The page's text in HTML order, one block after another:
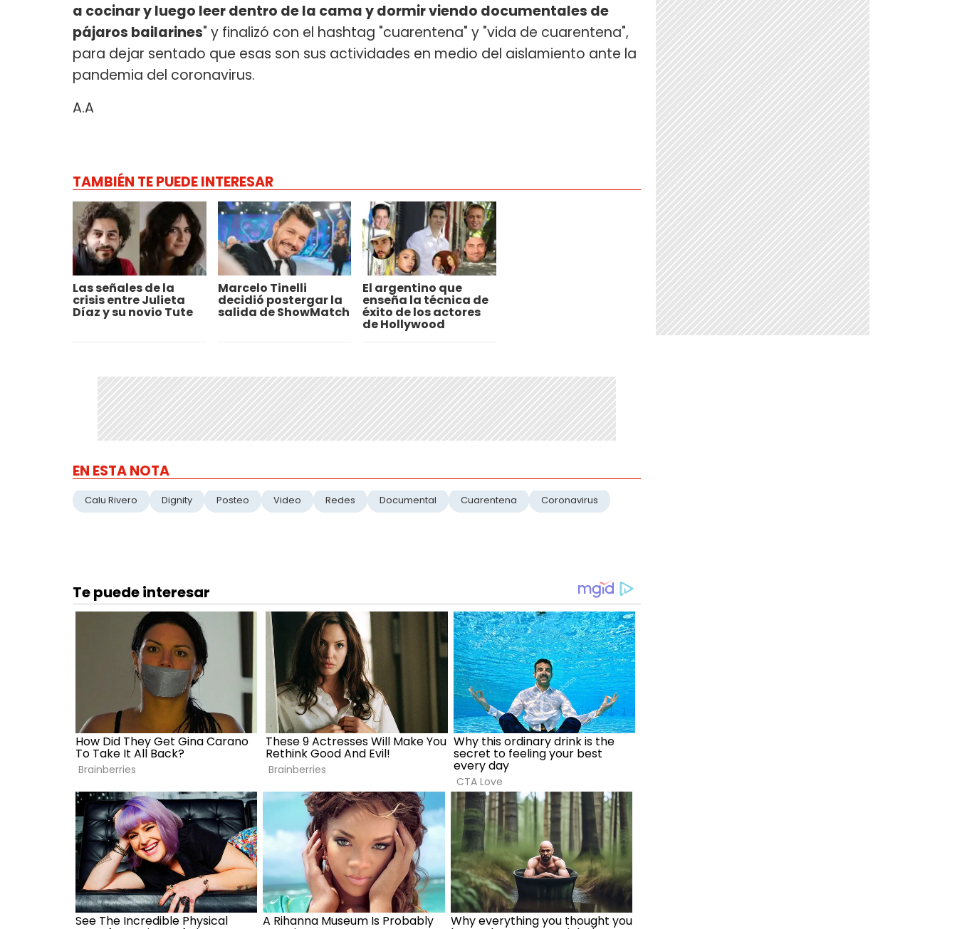
a cocinar y luego leer dentro de la cama y dormir viendo documentales de
pájaros bailarines" y finalizó con el hashtag "cuarentena" y "vida de cuarentena",
para dejar sentado que esas son sus actividades en medio del aislamiento ante la
pandemia del coronavirus.
A.A
TAMBIÉN TE PUEDE INTERESAR
Las señales de la
crisis entre Julieta
Díaz y su novio Tute
Marcelo Tinelli
decidió postergar la
salida de ShowMatch
El argentino que
enseña la técnica de
éxito de los actores
de Hollywood
EN ESTA NOTA
Calu Rivero Dignity Posteo Video Redes Documental Cuarentena Coronavirus